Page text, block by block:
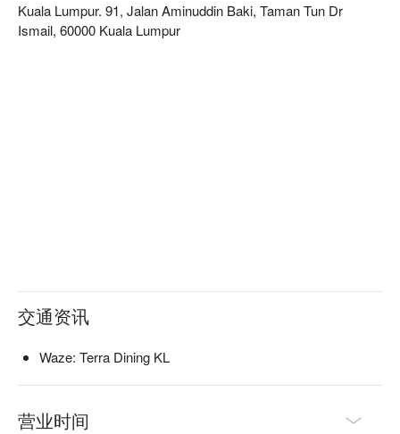
🍽️ 精选推荐
・腌渍鲭鱼佐帝皇乌蓝与沙梨｜一道清新开胃的前菜，以在地
适合特别的庆祝活动、温馨的约会之夜，或任何值得来一场美
食冒险的场合。
Kuala Lumpur. 91, Jalan Aminuddin Baki, Taman Tun Dr
Ismail, 60000 Kuala Lumpur
交通资讯
Waze: Terra Dining KL
营业时间